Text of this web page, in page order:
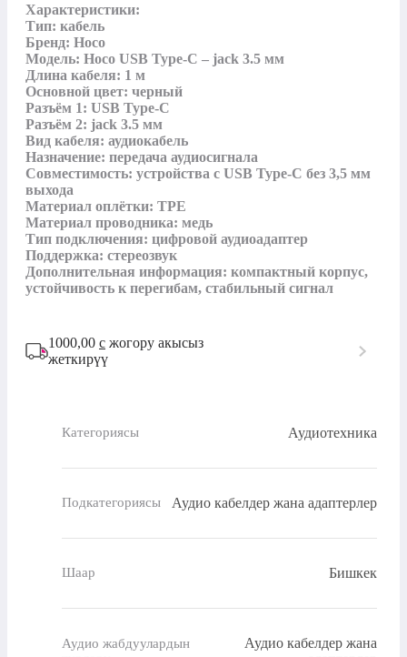
Характеристики:
Тип: кабель
Бренд: Hoco
Модель: Hoco USB Type-C – jack 3.5 мм
Длина кабеля: 1 м
Основной цвет: черный
Разъём 1: USB Type-C
Разъём 2: jack 3.5 мм
Вид кабеля: аудиокабель
Назначение: передача аудиосигнала
Совместимость: устройства с USB Type-C без 3,5 мм
выхода
Материал оплётки: TPE
Материал проводника: медь
Тип подключения: цифровой аудиоадаптер
Поддержка: стереозвук
Дополнительная информация: компактный корпус,
устойчивость к перегибам, стабильный сигнал
1000,00 с жогору акысыз
жеткирүү
Категориясы Аудиотехника
Подкатегориясы Аудио кабелдер жана адаптерлер
Шаар Бишкек
Аудио жабдуулардын
Аудио кабелдер жана